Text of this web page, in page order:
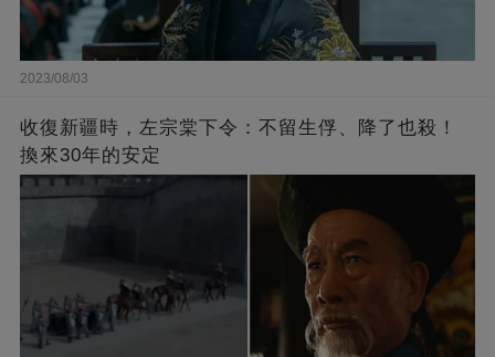
2023/08/03
收復新疆時，左宗棠下令：不留生俘、降了也殺！
換來30年的安定